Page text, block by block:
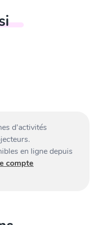
d’activités
en ligne depuis
compte